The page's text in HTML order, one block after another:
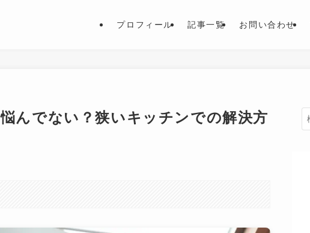
プロフィール 記事一覧 お問い合わせ
んでない？狭いキッチンでの解決方